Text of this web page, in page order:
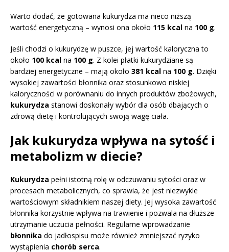
Warto dodać, że gotowana kukurydza ma nieco niższą
wartość energetyczną – wynosi ona około 115 kcal na 100 g.
Jeśli chodzi o kukurydzę w puszce, jej wartość kaloryczna to
około 100 kcal na 100 g. Z kolei płatki kukurydziane są
bardziej energetyczne – mają około 381 kcal na 100 g. Dzięki
wysokiej zawartości błonnika oraz stosunkowo niskiej
kaloryczności w porównaniu do innych produktów zbożowych,
kukurydza stanowi doskonały wybór dla osób dbających o
zdrową dietę i kontrolujących swoją wagę ciała.
Jak kukurydza wpływa na sytość i
metabolizm w diecie?
Kukurydza pełni istotną rolę w odczuwaniu sytości oraz w
procesach metabolicznych, co sprawia, że jest niezwykle
wartościowym składnikiem naszej diety. Jej wysoka zawartość
błonnika korzystnie wpływa na trawienie i pozwala na dłuższe
utrzymanie uczucia pełności. Regularne wprowadzanie
błonnika do jadłospisu może również zmniejszać ryzyko
wystąpienia chorób serca.